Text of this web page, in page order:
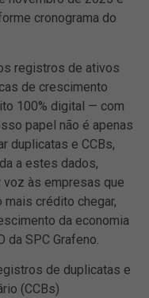
cronograma do
registros de ativos
de crescimento
100% digital — com
papel não é apenas
duplicatas e CCBs,
a estes dados,
voz às empresas que
crédito chegar,
da economia
da SPC Grafeno.
de duplicatas e
(CCBs)